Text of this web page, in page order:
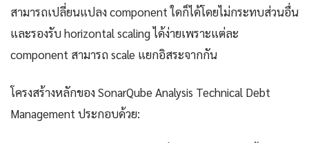
สามารถเปลี่ยนแปลง component ใดก็ได้โดยไม่กระทบส่วนอื่น
และรองรับ horizontal scaling ได้ง่ายเพราะแต่ละ
component สามารถ scale แยกอิสระจากกัน
โครงสร้างหลักของ SonarQube Analysis Technical Debt
Management ประกอบด้วย: